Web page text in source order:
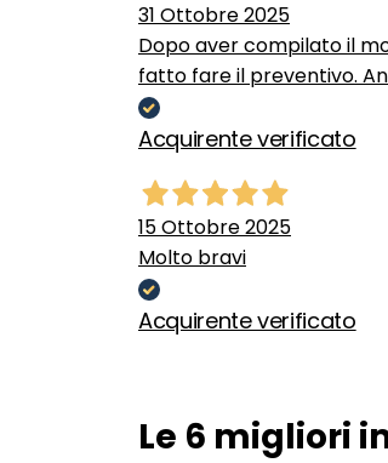
31 Ottobre 2025
Dopo aver compilato il
fatto fare il preventivo.
Acquirente verificato
15 Ottobre 2025
Molto bravi
Acquirente verificato
Le 6 migliori